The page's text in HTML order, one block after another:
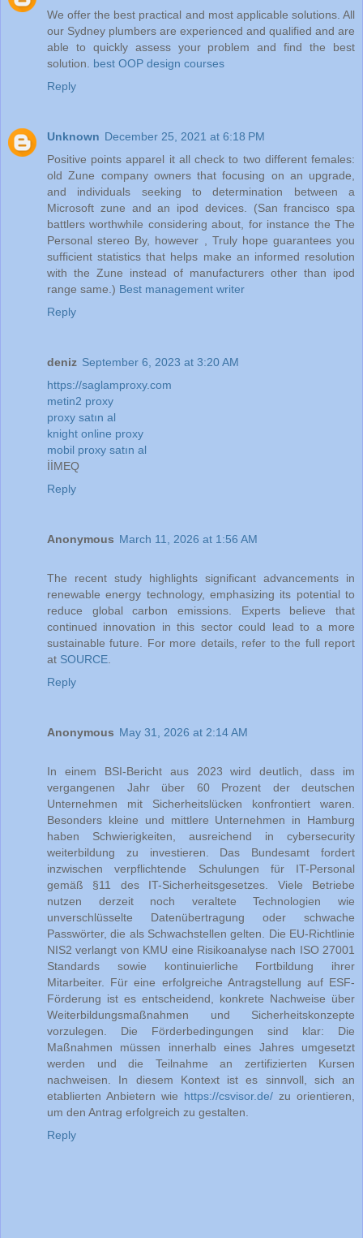
We offer the best practical and most applicable solutions. All
our Sydney plumbers are experienced and qualified and are
able to quickly assess your problem and find the best
solution. best OOP design courses
Reply
Unknown December 25, 2021 at 6:18 PM
Positive points apparel it all check to two different females:
old Zune company owners that focusing on an upgrade,
and individuals seeking to determination between a
Microsoft zune and an ipod devices. (San francisco spa
battlers worthwhile considering about, for instance the The
Personal stereo By, however , Truly hope guarantees you
sufficient statistics that helps make an informed resolution
with the Zune instead of manufacturers other than ipod
range same.) Best management writer
Reply
deniz September 6, 2023 at 3:20 AM
https://saglamproxy.com
metin2 proxy
proxy satın al
knight online proxy
mobil proxy satın al
İİMEQ
Reply
Anonymous March 11, 2026 at 1:56 AM
The recent study highlights significant advancements in
renewable energy technology, emphasizing its potential to
reduce global carbon emissions. Experts believe that
continued innovation in this sector could lead to a more
sustainable future. For more details, refer to the full report
at SOURCE
Reply
Anonymous May 31, 2026 at 2:14 AM
In einem BSI-Bericht aus 2023 wird deutlich, dass im
vergangenen Jahr über 60 Prozent der deutschen
Unternehmen mit Sicherheitslücken konfrontiert waren.
Besonders kleine und mittlere Unternehmen in Hamburg
haben Schwierigkeiten, ausreichend in cybersecurity
weiterbildung zu investieren. Das Bundesamt fordert
inzwischen verpflichtende Schulungen für IT-Personal
gemäß §11 des IT-Sicherheitsgesetzes. Viele Betriebe
nutzen derzeit noch veraltete Technologien wie
unverschlüsselte Datenübertragung oder schwache
Passwörter, die als Schwachstellen gelten. Die EU-Richtlinie
NIS2 verlangt von KMU eine Risikoanalyse nach ISO 27001
Standards sowie kontinuierliche Fortbildung ihrer
Mitarbeiter. Für eine erfolgreiche Antragstellung auf ESF-
Förderung ist es entscheidend, konkrete Nachweise über
Weiterbildungsmaßnahmen und Sicherheitskonzepte
vorzulegen. Die Förderbedingungen sind klar: Die
Maßnahmen müssen innerhalb eines Jahres umgesetzt
werden und die Teilnahme an zertifizierten Kursen
nachweisen. In diesem Kontext ist es sinnvoll, sich an
etablierten Anbietern wie https://csvisor.de/ zu orientieren,
um den Antrag erfolgreich zu gestalten.
Reply